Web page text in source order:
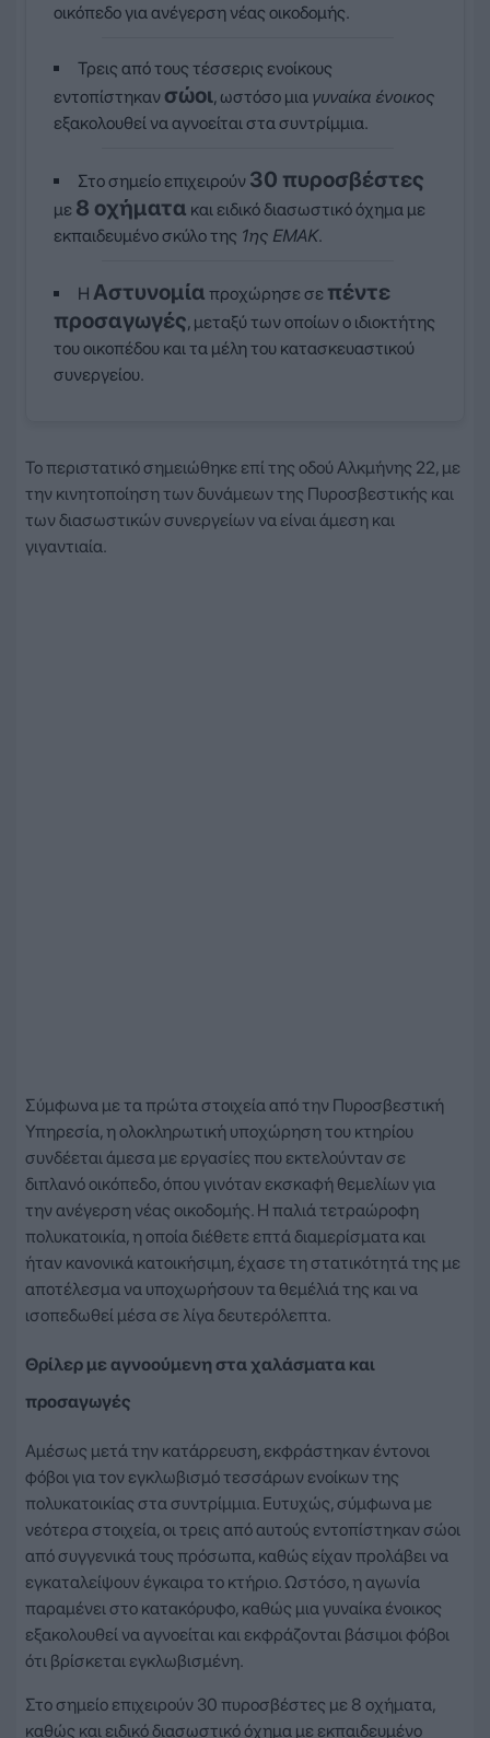
οικόπεδο για ανέγερση νέας οικοδομής.
Τρεις από τους τέσσερις ενοίκους
εντοπίστηκαν σώοι, ωστόσο μια γυναίκα ένοικος
εξακολουθεί να αγνοείται στα συντρίμμια.
Στο σημείο επιχειρούν 30 πυροσβέστες
με 8 οχήματα και ειδικό διασωστικό όχημα με
εκπαιδευμένο σκύλο της 1ης ΕΜΑΚ.
Η Αστυνομία προχώρησε σε πέντε
προσαγωγές, μεταξύ των οποίων ο ιδιοκτήτης
του οικοπέδου και τα μέλη του κατασκευαστικού
συνεργείου.
Το περιστατικό σημειώθηκε επί της οδού Αλκμήνης 22, με
την κινητοποίηση των δυνάμεων της Πυροσβεστικής και
των διασωστικών συνεργείων να είναι άμεση και
γιγαντιαία.
Σύμφωνα με τα πρώτα στοιχεία από την Πυροσβεστική
Υπηρεσία, η ολοκληρωτική υποχώρηση του κτηρίου
συνδέεται άμεσα με εργασίες που εκτελούνταν σε
διπλανό οικόπεδο, όπου γινόταν εκσκαφή θεμελίων για
την ανέγερση νέας οικοδομής. Η παλιά τετραώροφη
πολυκατοικία, η οποία διέθετε επτά διαμερίσματα και
ήταν κανονικά κατοικήσιμη, έχασε τη στατικότητά της με
αποτέλεσμα να υποχωρήσουν τα θεμέλιά της και να
ισοπεδωθεί μέσα σε λίγα δευτερόλεπτα.
Θρίλερ με αγνοούμενη στα χαλάσματα και
προσαγωγές
Αμέσως μετά την κατάρρευση, εκφράστηκαν έντονοι
φόβοι για τον εγκλωβισμό τεσσάρων ενοίκων της
πολυκατοικίας στα συντρίμμια. Ευτυχώς, σύμφωνα με
νεότερα στοιχεία, οι τρεις από αυτούς εντοπίστηκαν σώοι
από συγγενικά τους πρόσωπα, καθώς είχαν προλάβει να
εγκαταλείψουν έγκαιρα το κτήριο. Ωστόσο, η αγωνία
παραμένει στο κατακόρυφο, καθώς μια γυναίκα ένοικος
εξακολουθεί να αγνοείται και εκφράζονται βάσιμοι φόβοι
ότι βρίσκεται εγκλωβισμένη.
Στο σημείο επιχειρούν 30 πυροσβέστες με 8 οχήματα,
καθώς και ειδικό διασωστικό όχημα με εκπαιδευμένο